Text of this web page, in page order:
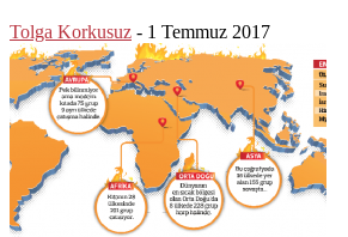
Tolga Korkusuz - 1 Temmuz 2017